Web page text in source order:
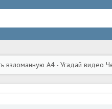
взломанную А4 - Угадай видео